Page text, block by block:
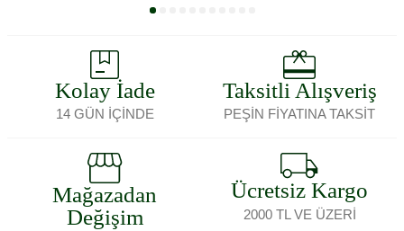
Kolay İade
14 GÜN İÇİNDE
Taksitli Alışveriş
PEŞİN FİYATINA TAKSİT
Mağazadan
Değişim
Ücretsiz Kargo
2000 TL VE ÜZERİ